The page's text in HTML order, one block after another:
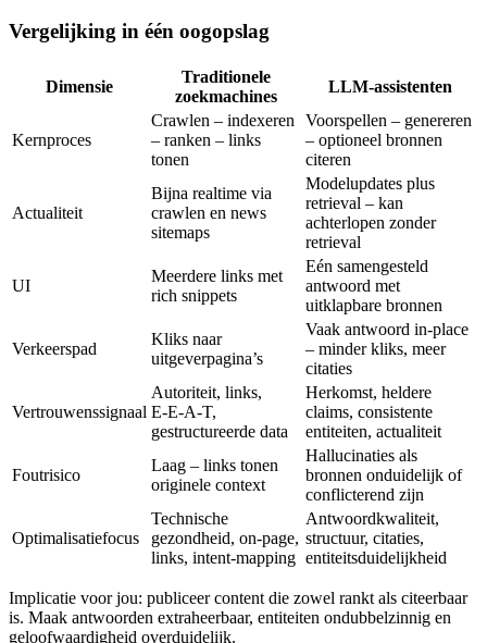
Vergelijking in één oogopslag
Dimensie
Traditionele
zoekmachines
LLM‑assistenten
Kernproces
Crawlen – indexeren
– ranken – links
tonen
Voorspellen – genereren
– optioneel bronnen
citeren
Actualiteit
Bijna realtime via
crawlen en news
sitemaps
Modelupdates plus
retrieval – kan
achterlopen zonder
retrieval
UI
Meerdere links met
rich snippets
Eén samengesteld
antwoord met
uitklapbare bronnen
Verkeerspad
Kliks naar
uitgeverpagina’s
Vaak antwoord in‑place
– minder kliks, meer
citaties
Vertrouwenssignaal
Autoriteit, links,
E‑E‑A‑T,
gestructureerde data
Herkomst, heldere
claims, consistente
entiteiten, actualiteit
Foutrisico
Laag – links tonen
originele context
Hallucinaties als
bronnen onduidelijk of
conflicterend zijn
Optimalisatiefocus
Technische
gezondheid, on‑page,
links, intent‑mapping
Antwoordkwaliteit,
structuur, citaties,
entiteitsduidelijkheid
Implicatie voor jou: publiceer content die zowel rankt als citeerbaar
is. Maak antwoorden extraheerbaar, entiteiten ondubbelzinnig en
geloofwaardigheid overduidelijk.